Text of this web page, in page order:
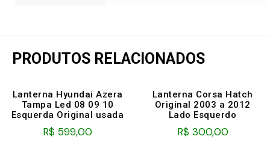
PRODUTOS RELACIONADOS
Lanterna Hyundai Azera
Tampa Led 08 09 10
Esquerda Original usada
R$ 599,00
Lanterna Corsa Hatch
Original 2003 a 2012
Lado Esquerdo
R$300,00